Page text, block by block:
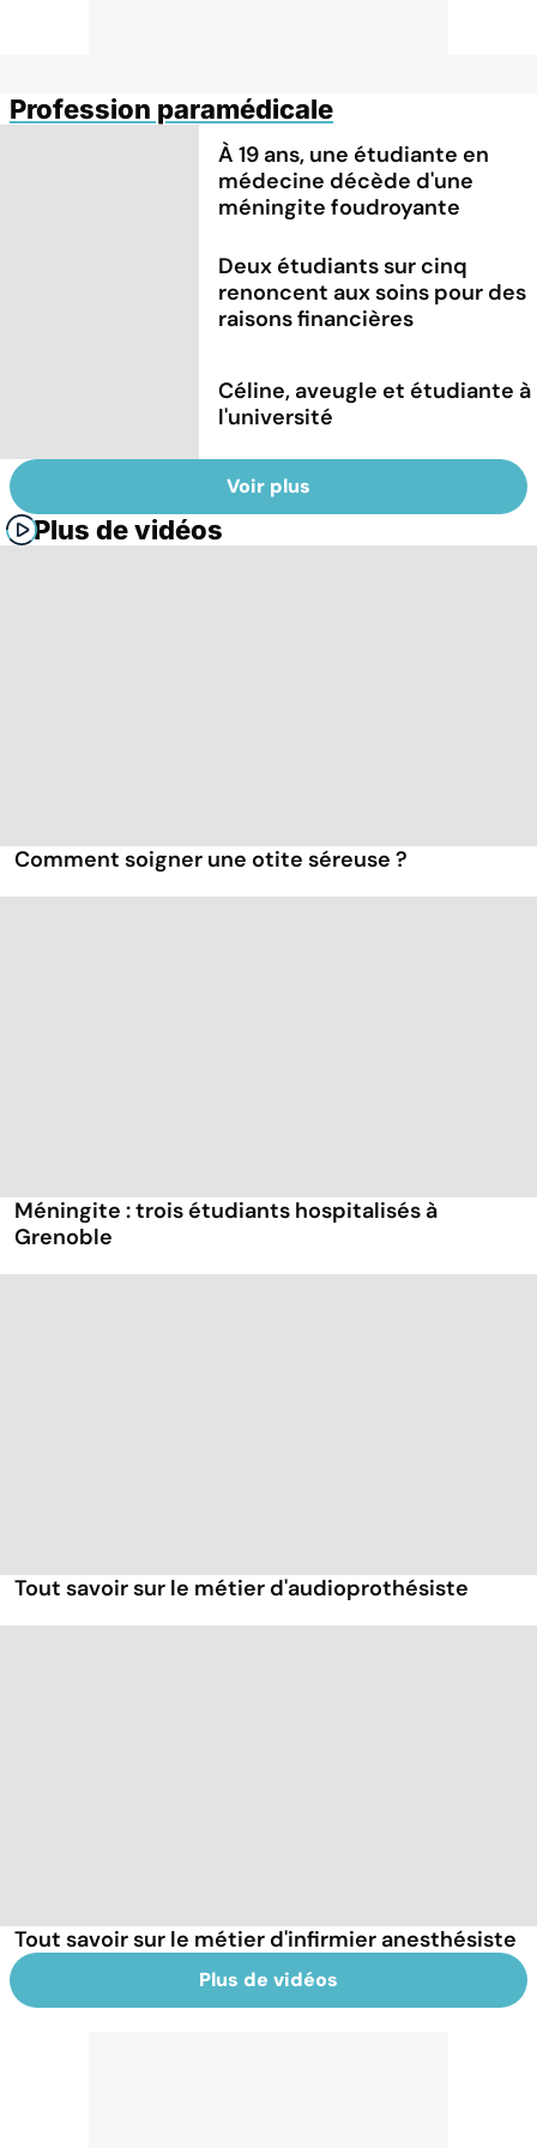
Profession paramédicale
À 19 ans, une étudiante en
médecine décède d'une
méningite foudroyante
Deux étudiants sur cinq
renoncent aux soins pour des
raisons financières
Céline, aveugle et étudiante à
l'université
Voir plus
Plus de vidéos
Comment soigner une otite séreuse ?
Méningite : trois étudiants hospitalisés à
Grenoble
Tout savoir sur le métier d'audioprothésiste
Tout savoir sur le métier d'infirmier anesthésiste
Plus de vidéos